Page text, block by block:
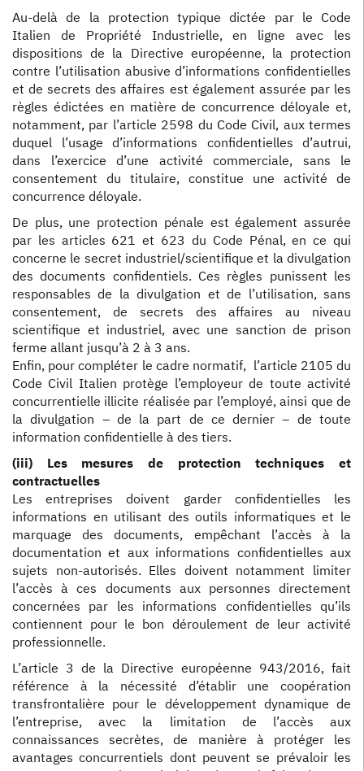
Au-delà de la protection typique dictée par le Code
Italien de Propriété Industrielle, en ligne avec les
dispositions de la Directive européenne, la protection
contre l’utilisation abusive d’informations confidentielles
et de secrets des affaires est également assurée par les
règles édictées en matière de concurrence déloyale et,
notamment, par l’article 2598 du Code Civil, aux termes
duquel l’usage d’informations confidentielles d’autrui,
dans l’exercice d’une activité commerciale, sans le
consentement du titulaire, constitue une activité de
concurrence déloyale.
De plus, une protection pénale est également assurée
par les articles 621 et 623 du Code Pénal, en ce qui
concerne le secret industriel/scientifique et la divulgation
des documents confidentiels. Ces règles punissent les
responsables de la divulgation et de l’utilisation, sans
consentement, de secrets des affaires au niveau
scientifique et industriel, avec une sanction de prison
ferme allant jusqu’à 2 à 3 ans.
Enfin, pour compléter le cadre normatif, l’article 2105 du
Code Civil Italien protège l’employeur de toute activité
concurrentielle illicite réalisée par l’employé, ainsi que de
la divulgation – de la part de ce dernier – de toute
information confidentielle à des tiers.
(iii) Les mesures de protection techniques et
contractuelles
Les entreprises doivent garder confidentielles les
informations en utilisant des outils informatiques et le
marquage des documents, empêchant l’accès à la
documentation et aux informations confidentielles aux
sujets non-autorisés. Elles doivent notamment limiter
l’accès à ces documents aux personnes directement
concernées par les informations confidentielles qu’ils
contiennent pour le bon déroulement de leur activité
professionnelle.
L’article 3 de la Directive européenne 943/2016, fait
référence à la nécessité d’établir une coopération
transfrontalière pour le développement dynamique de
l’entreprise, avec la limitation de l’accès aux
connaissances secrètes, de manière à protéger les
avantages concurrentiels dont peuvent se prévaloir les